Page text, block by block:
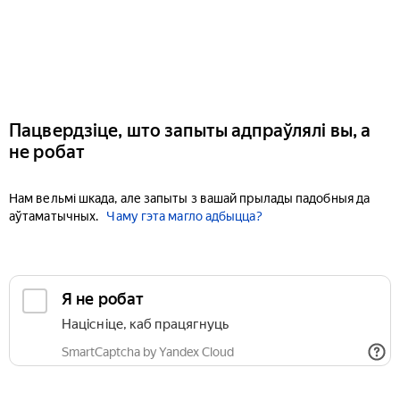
Пацвердзіце, што запыты адпраўлялі вы, а
не робат
Нам вельмі шкада, але запыты з вашай прылады падобныя да
аўтаматычных.
Чаму гэта магло адбыцца?
Я не робат
Націсніце, каб працягнуць
SmartCaptcha by Yandex Cloud